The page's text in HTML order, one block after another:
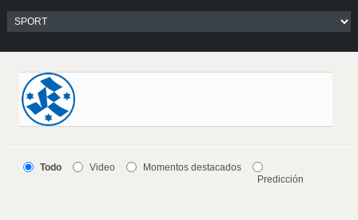
Todo Video
Momentos destacados
Predicción